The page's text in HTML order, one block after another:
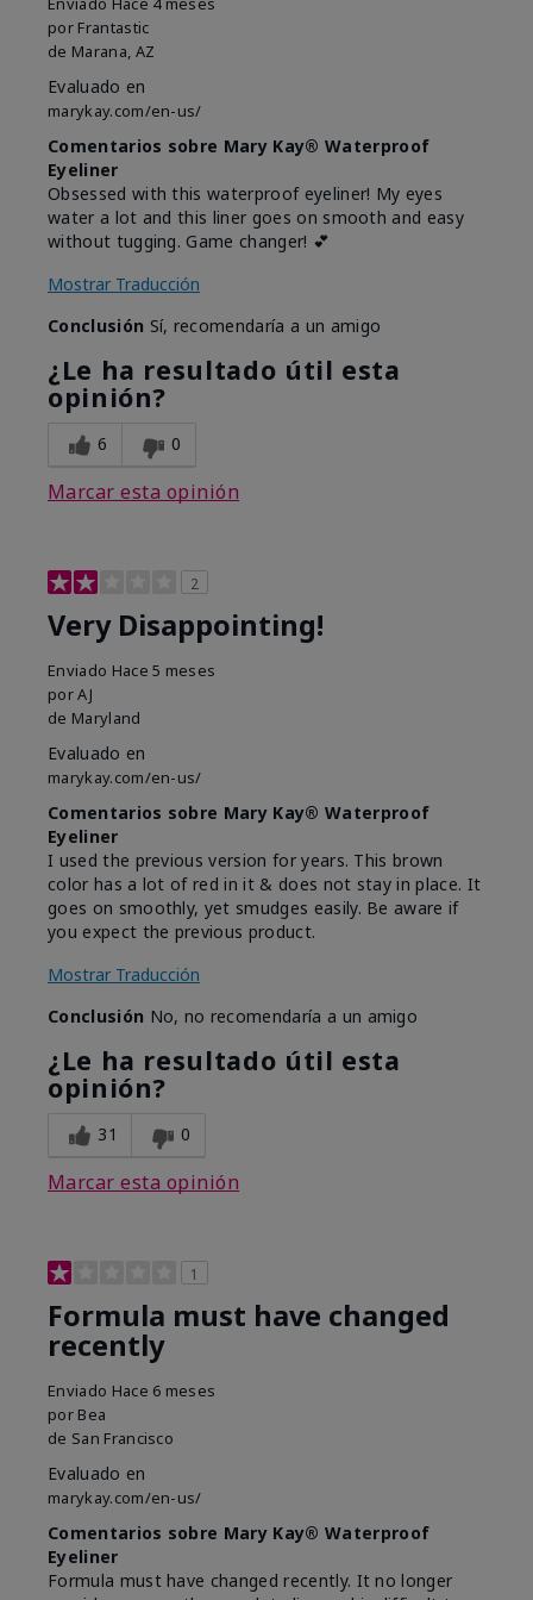
por Frantastic
de Marana, AZ
Evaluado en
marykay.com/en-us/
Comentarios sobre Mary Kay® Waterproof
Eyeliner
Obsessed with this waterproof eyeliner! My eyes
water a lot and this liner goes on smooth and easy
without tugging. Game changer! 💕
Mostrar Traducción
Conclusión Sí, recomendaría a un amigo
¿Le ha resultado útil esta
opinión?
6 0
Marcar esta opinión
2
Very Disappointing!
Enviado Hace 5 meses
porAJ
de Maryland
Evaluado en
marykay.com/en-us/
Comentarios sobre Mary Kay® Waterproof
Eyeliner
I used the previous version for years. This brown
color has a lot of red in it & does not stay in place. It
goes on smoothly, yet smudges easily. Be aware if
you expect the previous product.
Mostrar Traducción
Conclusión No, no recomendaría a un amigo
¿Le ha resultado útil esta
opinión?
31 0
Marcar esta opinión
1
Formula must have changed
recently
Enviado Hace 6 meses
por Bea
de San Francisco
Evaluado en
marykay.com/en-us/
Comentarios sobre Mary Kay® Waterproof
Eyeliner
Formula must have changed recently. It no longer